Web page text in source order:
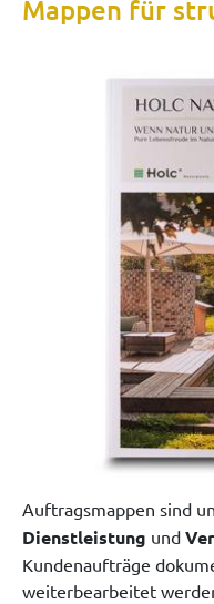
Mappen für
Auftragsmappen sind
Dienstleistung und
Kundenaufträge
weiterbearbeitet